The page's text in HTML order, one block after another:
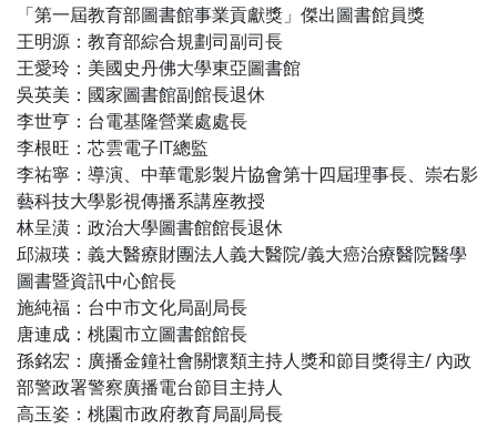
「第一屆教育部圖書館事業貢獻獎」傑出圖書館員獎
王明源：教育部綜合規劃司副司長
王愛玲：美國史丹佛大學東亞圖書館
吳英美：國家圖書館副館長退休
李世亨：台電基隆營業處處長
李根旺：芯雲電子IT總監
李祐寧：導演、中華電影製片協會第十四屆理事長、崇右影
藝科技大學影視傳播系講座教授
林呈潢：政治大學圖書館館長退休
邱淑瑛：義大醫療財團法人義大醫院/義大癌治療醫院醫學
圖書暨資訊中心館長
施純福：台中市文化局副局長
唐連成：桃園市立圖書館館長
孫銘宏：廣播金鐘社會關懷類主持人獎和節目獎得主/ 內政
部警政署警察廣播電台節目主持人
高玉姿：桃園市政府教育局副局長